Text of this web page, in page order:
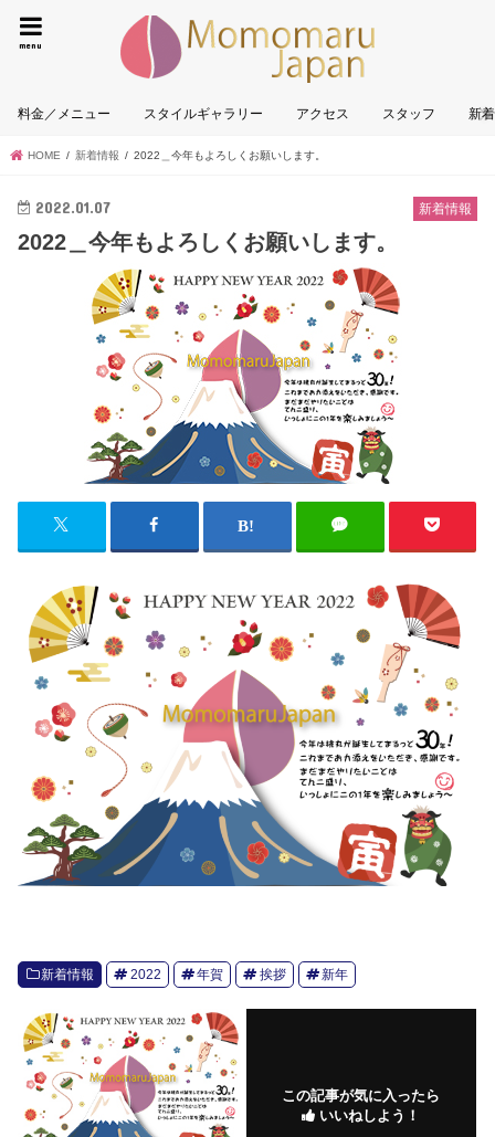
墨田区
menu
料金／メニュー スタイルギャラリー アクセス スタッフ 新
HOME 新着情報 2022＿今年もよろしくお願いします。
新着情報
2022.01.07
2022＿今年もよろしくお願いします。
新着情報 2022 年賀 挨拶 新年
この記事が気に入ったら
いいねしよう！